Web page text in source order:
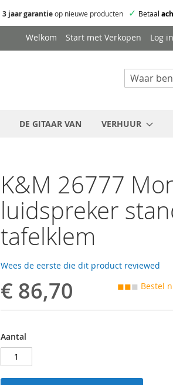
3 jaar garantieop nieuwe producten ✓ Betaal
Welkom Start met Verkopen Log in
Zoeken
DE GITAAR VAN VERHUUR
K&M 26777
luidspreker
tafelklem
Wees de eerste die dit product reviewed
€ 86,70 ◼◼◼ Bestel
Aantal